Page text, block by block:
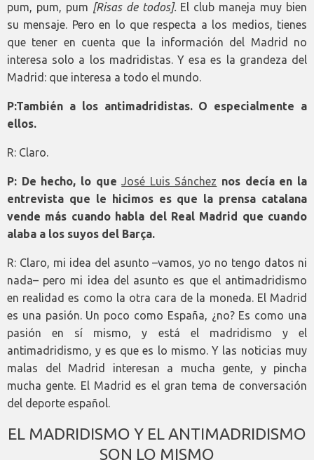
pum, pum, pum [Risas de todos]. El club maneja muy bien
su mensaje. Pero en lo que respecta a los medios, tienes
que tener en cuenta que la información del Madrid no
interesa solo a los madridistas. Y esa es la grandeza del
Madrid: que interesa a todo el mundo.
P:También a los antimadridistas. O especialmente a
ellos.
R: Claro.
P: De hecho, lo queJosé Luis Sánchez nos decía en la
entrevista que le hicimos es que la prensa catalana
vende más cuando habla del Real Madrid que cuando
alaba a los suyos del Barça.
R: Claro, mi idea del asunto –vamos, yo no tengo datos ni
nada– pero mi idea del asunto es que el antimadridismo
en realidad es como la otra cara de la moneda. El Madrid
es una pasión. Un poco como España, ¿no? Es como una
pasión en sí mismo, y está el madridismo y el
antimadridismo, y es que es lo mismo. Y las noticias muy
malas del Madrid interesan a mucha gente, y pincha
mucha gente. El Madrid es el gran tema de conversación
del deporte español.
EL MADRIDISMO Y EL ANTIMADRIDISMO
SON LO MISMO